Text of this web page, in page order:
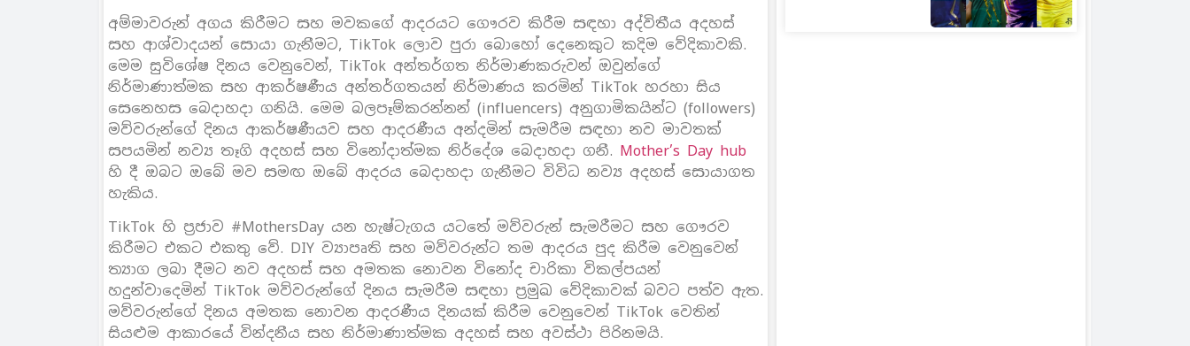
අම්මාවරුන් අගය කිරීමට සහ මවකගේ ආදරයට ගෞරව කිරීම සඳහා අද්විතීය අදහස්
සහ ආශ්වාදයන් සොයා ගැනීමට, TikTok ලොව පුරා බොහෝ දෙනෙකුට කදිම වේදිකාවකි.
මෙම සුවිශේෂ දිනය වෙනුවෙන්, TikTok අන්තර්ගත නිර්මාණකරුවන් ඔවුන්ගේ
නිර්මාණාත්මක සහ ආකර්ෂණීය අන්තර්ගතයන් නිර්මාණය කරමින් TikTok හරහා සිය
සෙනෙහස බෙදාහදා ගනියි. මෙම බලපෑම්කරන්නන් (influencers) අනුගාමිකයින්ට (followers)
මව්වරුන්ගේ දිනය ආකර්ෂණීයව සහ ආදරණීය අන්දමින් සැමරීම සඳහා නව මාවතක්
සපයමින් නව්‍ය තෑගි අදහස් සහ විනෝදාත්මක නිර්දේශ බෙදාහදා ගනී. Mother’s Day hub
හි දී ඔබට ඔබේ මව සමඟ ඔබේ ආදරය බෙදාහදා ගැනීමට විවිධ නව්‍ය අදහස් සොයාගත
හැකිය.
TikTok හි ප‍්‍රජාව #MothersDay යන හැෂ්ටැගය යටතේ මව්වරුන් සැමරීමට සහ ගෞරව
කිරීමට එකට එකතු වේ. DIY ව්‍යාපෘති සහ මව්වරුන්ට තම ආදරය පුද කිරීම වෙනුවෙන්
ත්‍යාග ලබා දීමට නව අදහස් සහ අමතක නොවන විනෝද චාරිකා විකල්පයන්
හදුන්වාදෙමින් TikTok මව්වරුන්ගේ දිනය සැමරීම සඳහා ප‍්‍රමුඛ වේදිකාවක් බවට පත්ව ඇත.
මව්වරුන්ගේ දිනය අමතක නොවන ආදරණීය දිනයක් කිරීම වෙනුවෙන් TikTok වෙතින්
සියළුම ආකාරයේ වින්දනීය සහ නිර්මාණාත්මක අදහස් සහ අවස්ථා පිරිනමයි.